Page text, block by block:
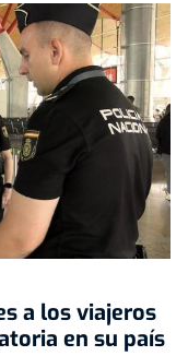
a los viajeros
en su país